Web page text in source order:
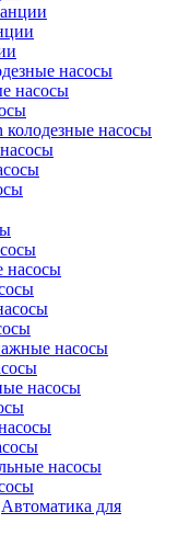
насосы
насосы
насосы
насосы
насосы
насосы
насосы
Автоматика для